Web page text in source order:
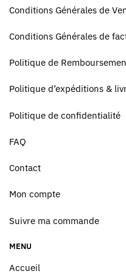
Conditions Générales de
Conditions Générales de
Politique de
Politique d’expéditions &
Politique de confidentialité
FAQ
Contact
Mon compte
Suivre ma commande
MENU
Accueil